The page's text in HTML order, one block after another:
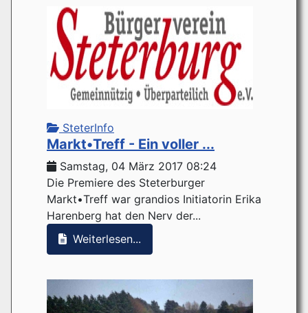
SteterInfo
Markt•Treff - Ein voller ...
Samstag, 04 März 2017 08:24
Die Premiere des Steterburger
Markt•Treff war grandios Initiatorin Erika
Harenberg hat den Nerv der...
Weiterlesen...